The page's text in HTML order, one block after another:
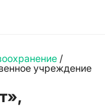
/
учреждение